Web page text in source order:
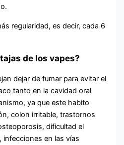
regularidad, es decir, cada 6
de los vapes?
dejar de fumar para evitar el
tanto en la cavidad oral
ya que este habito
colon irritable, trastornos
dificultad el
en las vías